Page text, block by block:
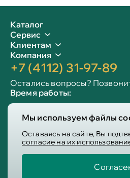
Мы используем файлы
Оставаясь на сайте, Вы
согласие на их
Каталог
Сервис
Клиентам
Компания
+7 (4112) 31-97-89
Остались вопросы?
Время работы:
Сб-вс: 10:00 - 19:00
Info@victoria-mebel.ru